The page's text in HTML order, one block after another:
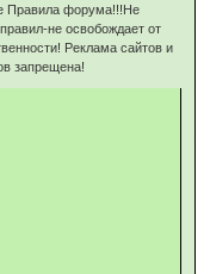
Правила форума!!!Не
не освобождает от
Реклама сайтов и
запрещена!